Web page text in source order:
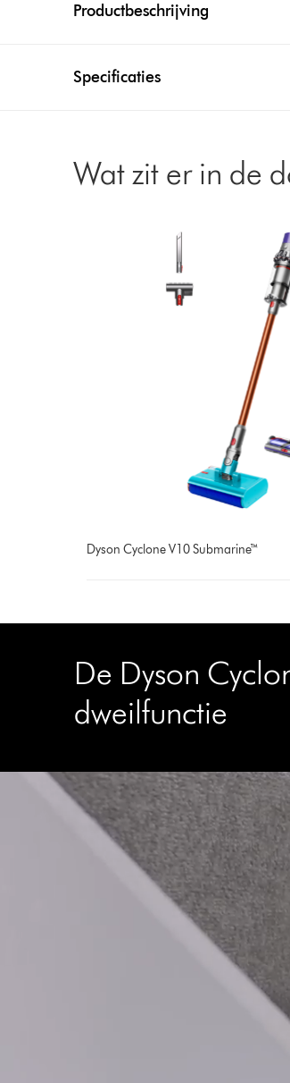
Productbeschrijving
Specificaties
Wat zit er in de
Dyson Cyclone V10 Submarine™
De Dyson
dweilfunctie